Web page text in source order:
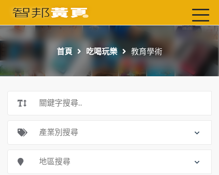
首頁
最新店家
吃喝玩樂
玩樂導航主題行程
聯絡我們
首頁 吃喝玩樂 教育學術